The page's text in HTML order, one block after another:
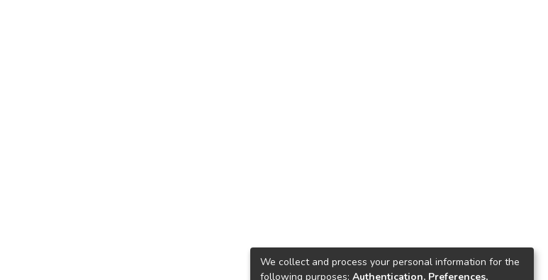
We collect and process your personal information for the
following purposes: Authentication, Preferences,